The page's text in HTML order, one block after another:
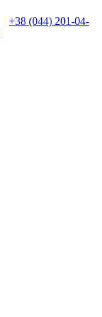
+38 (044) 201-04-